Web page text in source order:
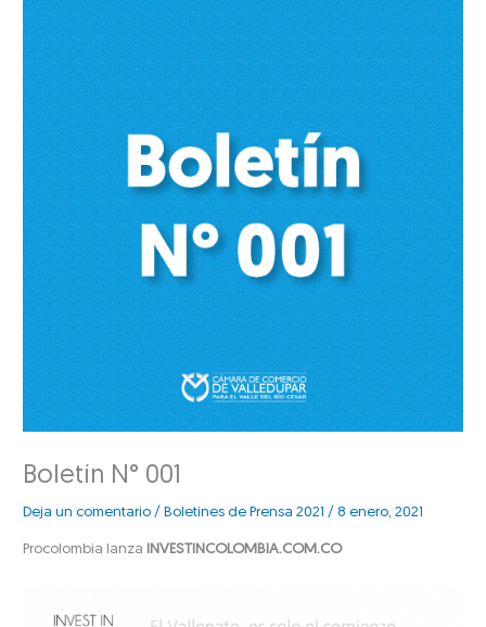
Boletín N° 001
Deja un comentario / Boletines de Prensa 2021 / 8 enero, 2021
Procolombia lanza INVESTINCOLOMBIA.COM.CO